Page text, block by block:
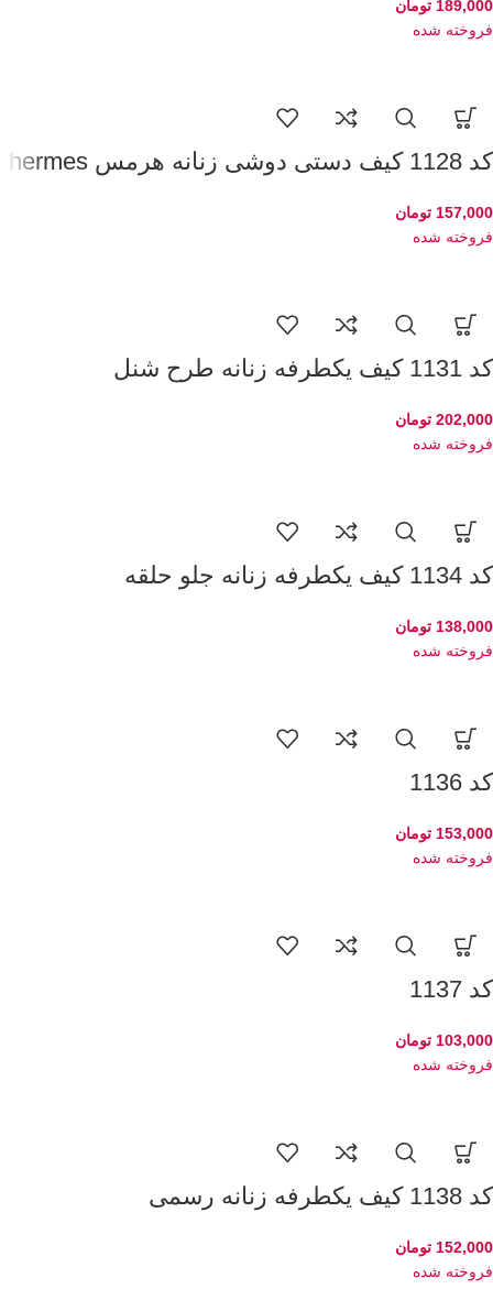
189,000 تومان
فروخته شده
کد 1128 کیف دستی دوشی زنانه هرمس hermes
157,000 تومان
فروخته شده
کد 1131 کیف یکطرفه زنانه طرح شنل
202,000 تومان
فروخته شده
کد 1134 کیف یکطرفه زنانه جلو حلقه
138,000 تومان
فروخته شده
کد 1136
153,000 تومان
فروخته شده
کد 1137
103,000 تومان
فروخته شده
کد 1138 کیف یکطرفه زنانه رسمی
152,000 تومان
فروخته شده